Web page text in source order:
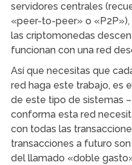
servidores centrales
«peer-to-peer» o
las criptomonedas
funcionan con una red
Así que necesitas que
red haga este trabajo, es
de este tipo de sistemas
conforma esta red
con todas las
transacciones a futuro
del llamado «doble